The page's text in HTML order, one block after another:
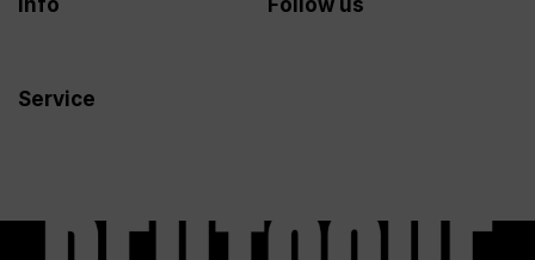
Info
Service
Follow us